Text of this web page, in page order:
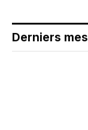
Derniers